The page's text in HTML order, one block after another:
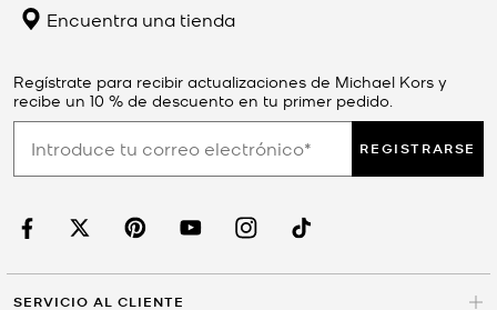
Encuentra una tienda
Regístrate para recibir actualizaciones de Michael Kors y
recibe un 10 % de descuento en tu primer pedido.
REGISTRARSE
SERVICIO AL CLIENTE